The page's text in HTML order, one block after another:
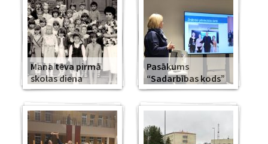
Mana tēva pirmā
skolas diena
Pasākums
“Sadarbības kods”